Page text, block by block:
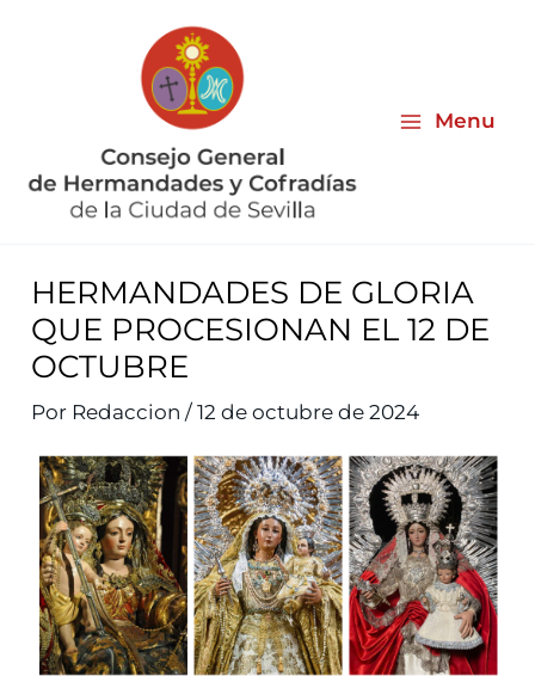
Menu
HERMANDADES DE GLORIA
QUE PROCESIONAN EL 12 DE
OCTUBRE
Por Redaccion/12 de octubre de 2024